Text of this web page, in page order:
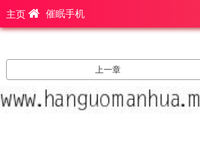
主页 催眠手机
上一章